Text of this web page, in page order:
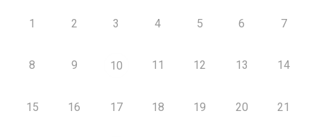
1 2 3 4 5 6 7
8 9 10 11 12 13 14
15 16 17 18 19 20 21